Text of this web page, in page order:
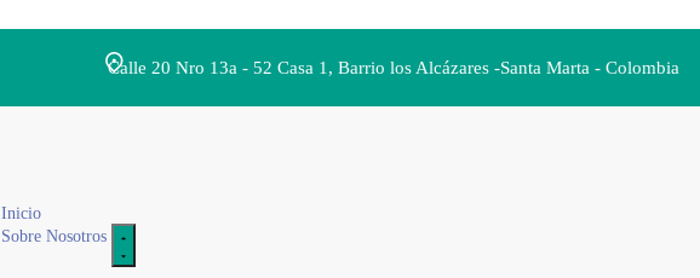
Calle 20 Nro 13a - 52 Casa 1, Barrio los Alcázares -Santa Marta - Colombia
Inicio
Sobre Nosotros